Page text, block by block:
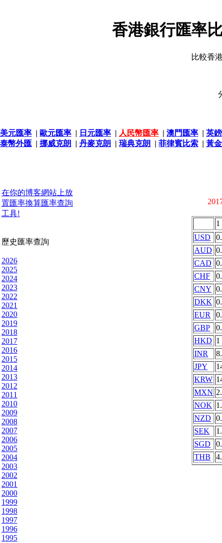
香港銀行匯率
比較香
美元匯率 | 歐元匯率 | 日元匯率 | 人民幣匯率 | 澳門匯率 | 英
泰幣外匯 | 挪威克朗 | 丹麥克朗 | 瑞典克朗 | 菲律賓比索 | 黃
在你的博客網站上放
置匯率換算匯率查詢
工具!
歷史匯率查詢
2026
2025
2024
2023
2022
2021
2020
2019
2018
2017
2016
2015
2014
2013
2012
2011
2010
2009
2008
2007
2006
2005
2004
2003
2002
2001
2000
1999
1998
1997
1996
1995
1
USD
AUD
CAD
CHF
CNY
DKK
EUR
GBP
HKD 1
INR
JPY
KRW
MXN
NOK
NZD
SEK
SGD
THB